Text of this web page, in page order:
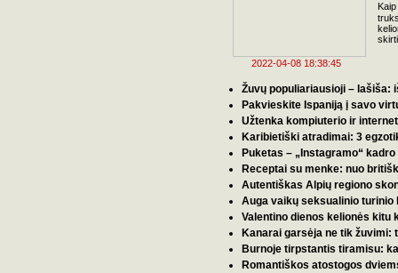
2022-04-08 18:38:45
Žuvų populiariausioji – lašiša:
Pakvieskite Ispaniją į savo
Užtenka kompiuterio ir
Karibietiški atradimai: 3
Puketas – „Instagramo“
Receptai su menke: nuo
Autentiškas Alpių regiono
Auga vaikų seksualinio
Valentino dienos kelionės kitu
Kanarai garsėja ne tik
Burnoje tirpstantis tiramisu:
Romantiškos atostogos